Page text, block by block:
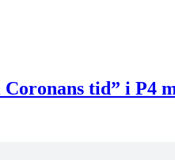
tid” i P4